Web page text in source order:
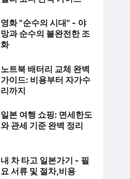
영화 "순수의 시대" - 야
망과 순수의 불완전한 조
화
노트북 배터리 교체 완벽
가이드: 비용부터 자가수
리까지
일본 여행 쇼핑: 면세한도
와 관세 기준 완벽 정리
내 차 타고 일본가기 - 필
요 서류 및 절차,비용